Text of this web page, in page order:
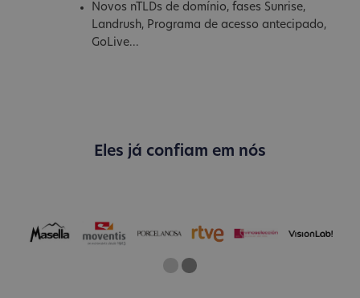
Novos nTLDs de domínio, fases Sunrise,
Landrush, Programa de acesso antecipado,
GoLive...
Eles já confiam em nós
OneTwo
Current Slide